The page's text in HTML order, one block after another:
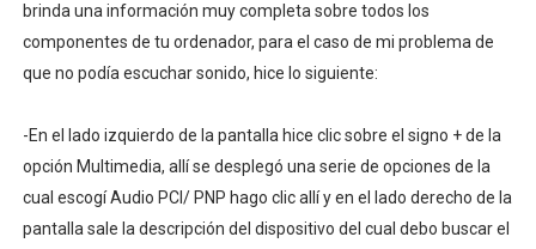
brinda una información muy completa sobre todos los
componentes de tu ordenador, para el caso de mi problema de
que no podía escuchar sonido, hice lo siguiente:
-En el lado izquierdo de la pantalla hice clic sobre el signo + de la
opción Multimedia, allí se desplegó una serie de opciones de la
cual escogí Audio PCI/ PNP hago clic allí y en el lado derecho de la
pantalla sale la descripción del dispositivo del cual debo buscar el